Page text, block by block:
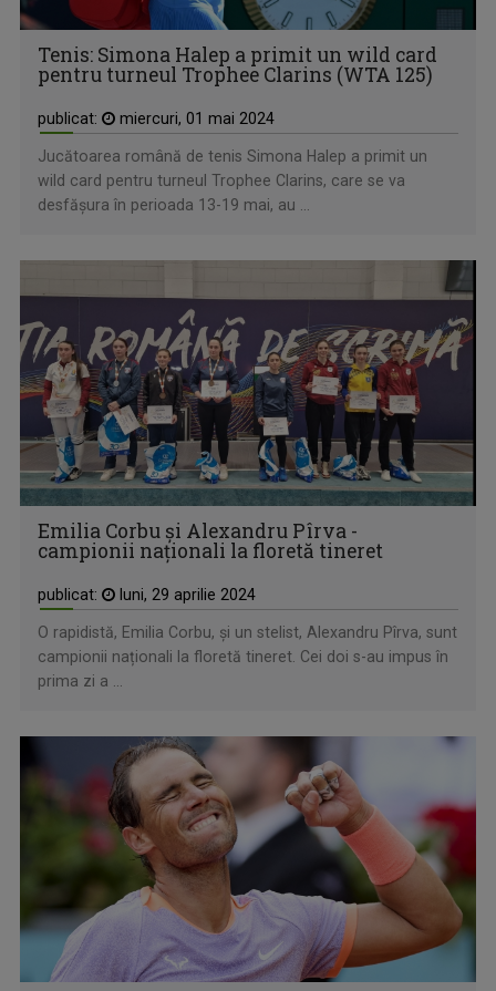
Tenis: Simona Halep a primit un wild card
pentru turneul Trophee Clarins (WTA 125)
publicat: miercuri, 01 mai 2024
Jucătoarea română de tenis Simona Halep a primit un
wild card pentru turneul Trophee Clarins, care se va
desfăşura în perioada 13-19 mai, au ...
Emilia Corbu și Alexandru Pîrva -
campionii naționali la floretă tineret
publicat: luni, 29 aprilie 2024
O rapidistă, Emilia Corbu, și un stelist, Alexandru Pîrva, sunt
campionii naționali la floretă tineret. Cei doi s-au impus în
prima zi a ...